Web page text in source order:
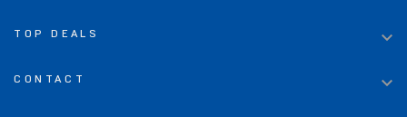
TOP DEALS 
CONTACT 